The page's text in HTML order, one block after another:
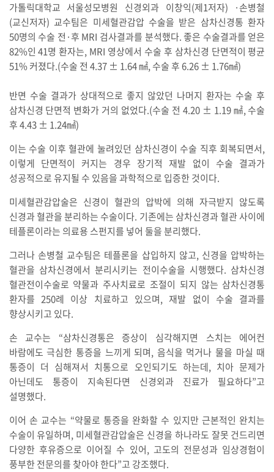
가톨릭대학교 서울성모병원 신경외과 이창익(제1저자) ·손병철
(교신저자) 교수팀은 미세혈관감압 수술을 받은 삼차신경통 환자
50명의 수술 전·후 MRI 검사결과를 분석했다. 좋은 수술결과를 얻은
82%인 41명 환자는, MRI 영상에서 수술 후 삼차신경 단면적이 평균
51% 커졌다.(수술 전 4.37 ± 1.64 ㎟, 수술 후 6.26 ± 1.76㎟)
반면 수술 결과가 상대적으로 좋지 않았던 나머지 환자는 수술 후
삼차신경 단면적 변화가 거의 없었다.(수술 전 4.20 ± 1.19 ㎟, 수술
후 4.43 ± 1.24㎟)
이는 수술 이후 혈관에 눌려있던 삼차신경이 수술 직후 회복되면서,
이렇게 단면적이 커지는 경우 장기적 재발 없이 수술 결과가
성공적으로 유지될 수 있음을 과학적으로 입증한 것이다.
미세혈관감압술은 신경이 혈관의 압박에 의해 자극받지 않도록
신경과 혈관을 분리하는 수술이다. 기존에는 삼차신경과 혈관 사이에
테플론이라는 의료용 스펀지를 넣어 둘을 분리했다.
그러나 손병철 교수팀은 테플론을 삽입하지 않고, 신경을 압박하는
혈관을 삼차신경에서 분리시키는 전이수술을 시행했다. 삼차신경
혈관전이수술로 약물과 주사치료로 조절이 되지 않는 삼차신경통
환자를 250례 이상 치료하고 있으며, 재발 없이 수술 결과를
향상시키고 있다.
손 교수는 “삼차신경통은 증상이 심각해지면 스치는 에어컨
바람에도 극심한 통증을 느끼게 되며, 음식을 먹거나 물을 마실 때
통증이 더 심해져서 치통으로 오인되기도 하는데, 치아 문제가
아닌데도 통증이 지속된다면 신경외과 진료가 필요하다”고
설명했다.
이어 손 교수는 “약물로 통증을 완화할 수 있지만 근본적인 완치는
수술이 유일하며, 미세혈관감압술은 신경을 하나라도 잘못 건드리면
다양한 후유증으로 이어질 수 있어, 고도의 전문성과 임상경험이
풍부한 전문의를 찾아야 한다”고 강조했다.